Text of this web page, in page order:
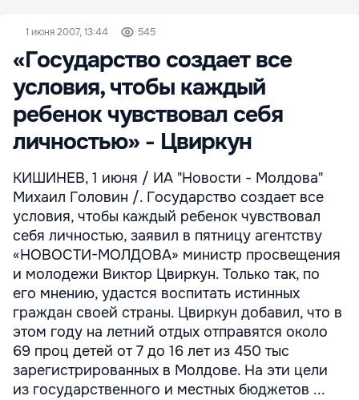
1 июня 2007, 13:44 545
«Государство создает все
условия, чтобы каждый
ребенок чувствовал себя
личностью» - Цвиркун
КИШИНЕВ, 1 июня / ИА "Новости - Молдова"
Михаил Головин /. Государство создает все
условия, чтобы каждый ребенок чувствовал
себя личностью, заявил в пятницу агентству
«НОВОСТИ-МОЛДОВА» министр просвещения
и молодежи Виктор Цвиркун. Только так, по
его мнению, удастся воспитать истинных
граждан своей страны. Цвиркун добавил, что в
этом году на летний отдых отправятся около
69 проц детей от 7 до 16 лет из 450 тыс
зарегистрированных в Молдове. На эти цели
из государственного и местных бюджетов ...